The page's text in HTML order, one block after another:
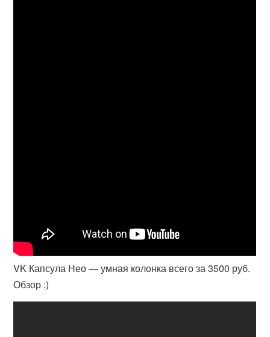
VK Капсула Нео — умная колонка всего за 3500 руб.
Обзор :)